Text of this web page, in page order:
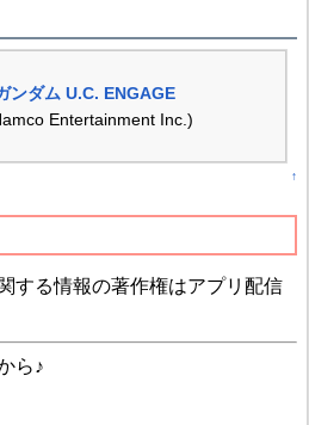
ンダム U.C. ENGAGE
Entertainment Inc.)
↑
する情報の著作権はアプリ配信
ら♪